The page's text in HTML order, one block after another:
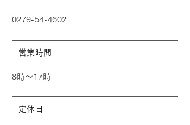
0279-54-4602
営業時間
8時～17時
定休日